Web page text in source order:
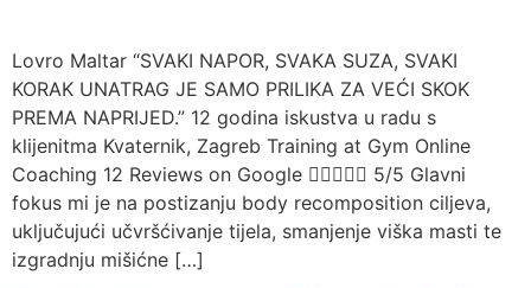
Lovro Maltar “SVAKI NAPOR, SVAKA SUZA, SVAKI
KORAK UNATRAG JE SAMO PRILIKA ZA VEĆI SKOK
PREMA NAPRIJED.” 12 godina iskustva u radu s
klijenitma Kvaternik, Zagreb Training at Gym Online
Coaching 12 Reviews on Google  5/5 Glavni
fokus mi je na postizanju body recomposition ciljeva,
uključujući učvršćivanje tijela, smanjenje viška masti te
izgradnju mišićne […]